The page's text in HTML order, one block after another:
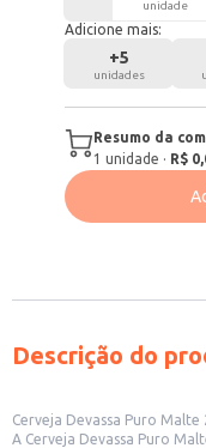
unidade
Adicione mais:
+5
unidades
Resumo da
1 unidade · R$
Descrição do
Cerveja Devassa Puro Malte
A Cerveja Devassa Puro